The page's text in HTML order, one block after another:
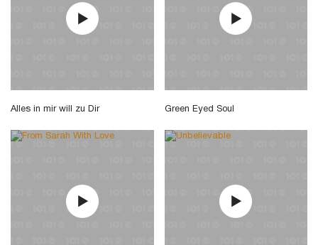
Alles in mir will zu Dir Green Eyed Soul